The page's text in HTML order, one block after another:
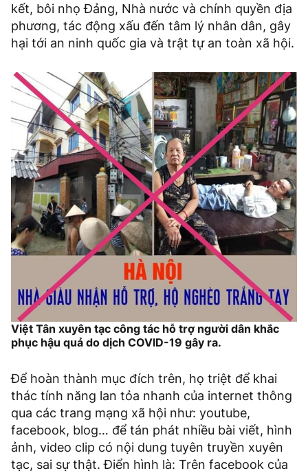
kết, bôi nhọ Đảng, Nhà nước và chính quyền địa
phương, tác động xấu đến tâm lý nhân dân, gây
hại tới an ninh quốc gia và trật tự an toàn xã hội.
Việt Tân xuyên tạc công tác hỗ trợ người dân khắc
phục hậu quả do dịch COVID-19 gây ra.
Để hoàn thành mục đích trên, họ triệt để khai
thác tính năng lan tỏa nhanh của internet thông
qua các trang mạng xã hội như: youtube,
facebook, blog… để tán phát nhiều bài viết, hình
ảnh, video clip có nội dung tuyên truyền xuyên
tạc, sai sự thật. Điển hình là: Trên facebook của